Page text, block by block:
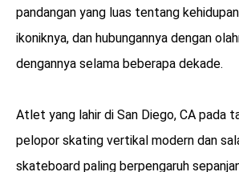
pandangan yang luas tentang
ikoniknya, dan hubungannya dengan
dengannya selama beberapa dekade.
Atlet yang lahir di San Diego, CA pada
pelopor skating vertikal modern dan
skateboard paling berpengaruh